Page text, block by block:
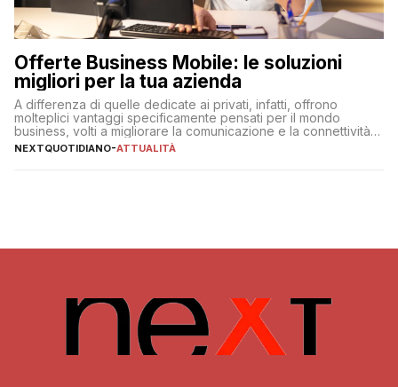
Offerte Business Mobile: le soluzioni
migliori per la tua azienda
A differenza di quelle dedicate ai privati, infatti, offrono
molteplici vantaggi specificamente pensati per il mondo
business, volti a migliorare la comunicazione e la connettività
degli utenti
NEXTQUOTIDIANO-ATTUALITÀ